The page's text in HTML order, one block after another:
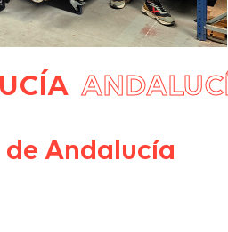
de Andalucía